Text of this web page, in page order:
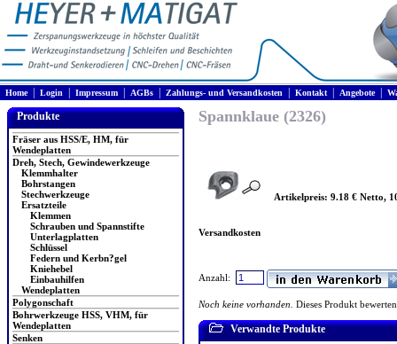
Home| Login Impressum AGBs Zahlungs- und Versandkosten Kontakt| Angebote|
Produkte
Fräser aus HSS/E, HM, für
Wendeplatten
Dreh, Stech, Gewindewerkzeuge
Klemmhalter
Bohrstangen
Stechwerkzeuge
Ersatzteile
Klemmen
Schrauben und Spannstifte
Unterlagplatten
Schlüssel
Federn und Kerbn?gel
Kniehebel
Einbauhilfen
Wendeplatten
Polygonschaft
Bohrwerkzeuge HSS, VHM, für
Wendeplatten
Senken
Spannklaue (2326)
Artikelpreis: 9.18 € Netto,
Versandkosten
Anzahl:
Noch keine vorhanden. Dieses Produkt bewerten
Verwandte Produkte